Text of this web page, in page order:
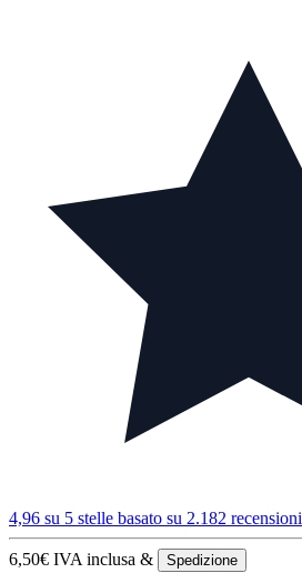
4,96 su 5 stelle basato su 2.182 recensioni
6,50€ IVA inclusa & Spedizione